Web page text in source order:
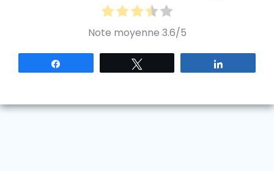
Note moyenne 3.6/5